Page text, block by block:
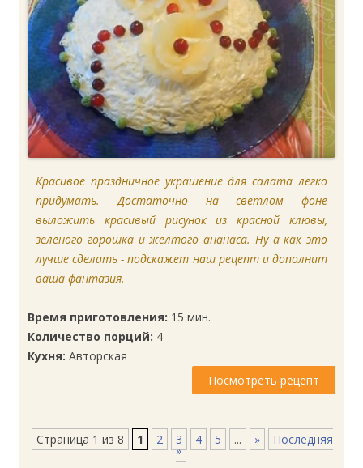
Красивое праздничное украшение для салата легко
придумать. Достаточно на светлом фоне
выложить красивый рисунок из красной клювы,
зелёного горошка и жёлтого ананаса. Ну а как это
лучше сделать - подскажет наш рецепт и дополнит
ваша фантазия.
Время приготовления: 15 мин.
Количество порций: 4
Кухня: Авторская
Посмотреть рецепт
Страница 1 из 8 1 2 3 4 5 ... » Последняя
»